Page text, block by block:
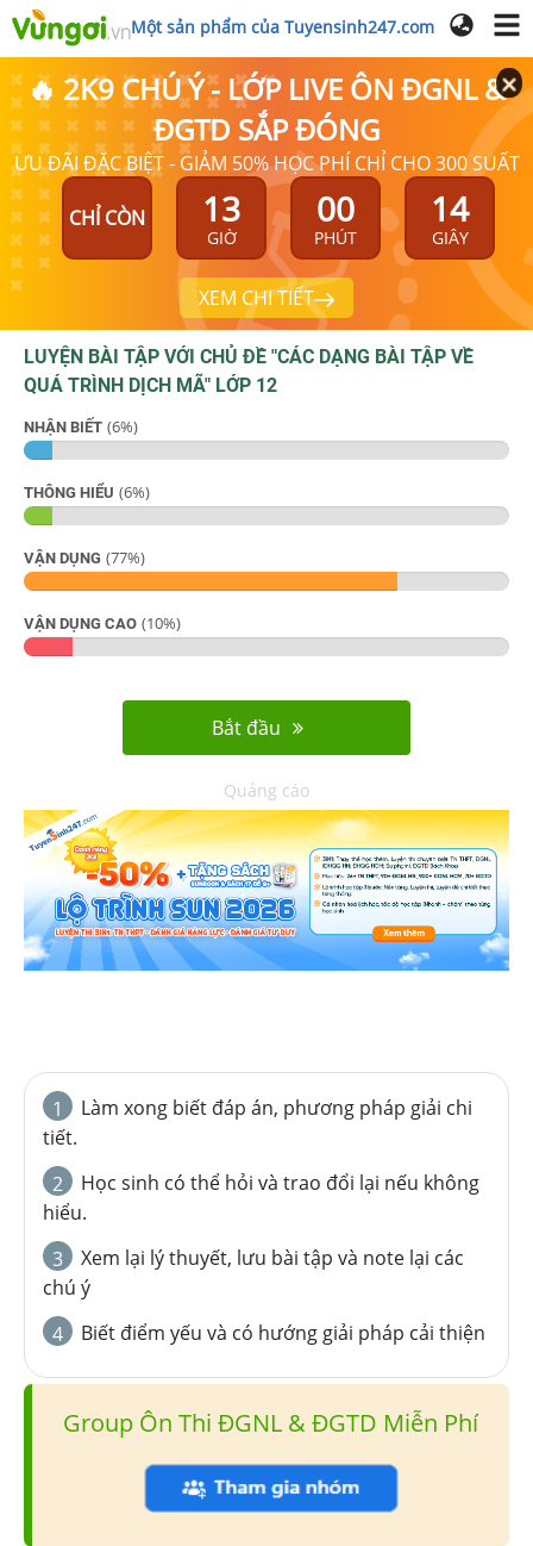
Một sản phẩm của Tuyensinh247.com
🔥 2K9 CHÚ Ý - LỚP LIVE ÔN ĐGNL &
ĐGTD SẮP ĐÓNG
ƯU ĐÃI ĐẶC BIỆT - GIẢM 50% HỌC PHÍ CHỈ CHO 300 SUẤT
CHỈ CÒN 13
GIỜ
00
PHÚT
13
GIÂY
XEM CHI TIẾT
LUYỆN BÀI TẬP VỚI CHỦ ĐỀ "CÁC DẠNG BÀI TẬP VỀ
QUÁ TRÌNH DỊCH MÃ" LỚP 12
NHẬN BIẾT (6%)
THÔNG HIỂU (6%)
VẬN DỤNG (77%)
VẬN DỤNG CAO (10%)
Bắt đầu
Quảng cáo
1
Làm xong biết đáp án, phương pháp giải chi
tiết.
2
Học sinh có thể hỏi và trao đổi lại nếu không
hiểu.
3
Xem lại lý thuyết, lưu bài tập và note lại các
chú ý
4
Biết điểm yếu và có hướng giải pháp cải thiện
Group Ôn Thi ĐGNL & ĐGTD Miễn Phí